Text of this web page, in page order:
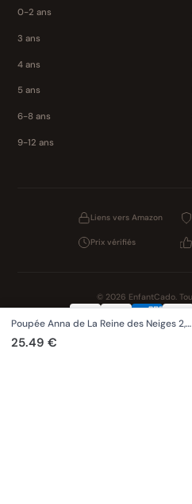
0-2 ans
3 ans
4 ans
5 ans
6-8 ans
9-12 ans
Liens vers Amazon
Prix vérifiés
© 2026 EnfantCado.
Confidentialité CGVCookies
Poupée Anna de La Reine des Neiges 2,…
25.49 €